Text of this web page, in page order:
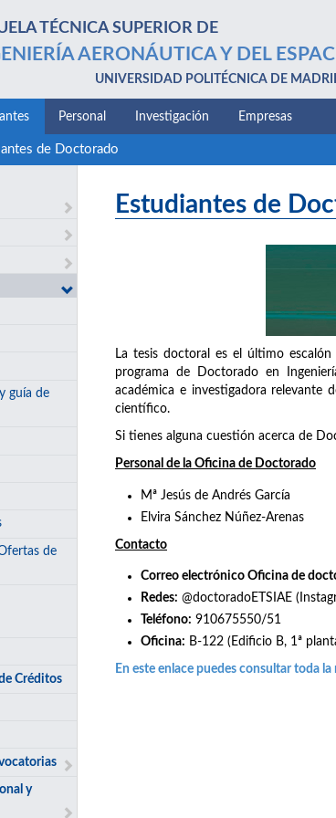
TÉCNICA SUPERIOR DE
AERONÁUTICA Y DEL
UNIVERSIDAD POLITÉCNICA DE
Personal Investigación Empresas
de Doctorado
guía de
de
Créditos
y
Estudiantes de
La tesis doctoral es el último
programa de Doctorado en
académica e investigadora relevante
científico.
Si tienes alguna cuestión acerca de
Personal de la Oficina de Doctorado
Mª Jesús de Andrés García
Elvira Sánchez Núñez-Arenas
Contacto
Correo electrónico Oficina de
Redes: @doctoradoETSIAE
Teléfono: 910675550/51
Oficina: B-122 (Edificio B, 1ª
En este enlace puedes consultar toda